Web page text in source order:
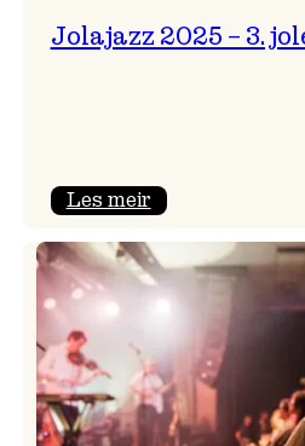
Jolajazz 2025 – 3.
Les meir:
2025
–
joledag